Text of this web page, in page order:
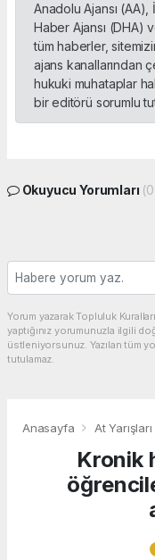
Anadolu Ajansı
Haber Ajansı (DHA)
tüm haberler,
ajans kanallarından
hukuki muhataplar
bir editörü sorumlu
Okuyucu Yorumları
Yorum yazarak Topluluk
yaptığınız yorumunuzla ilgili
üstleniyorsunuz. Yazılan tüm
tutulamaz.
Anasayfa At Yarışları
Kronik